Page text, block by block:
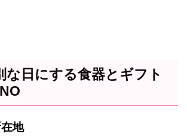
な日にする食器とギフト
地